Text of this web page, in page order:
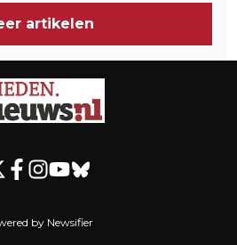
artikelen
by Newsifier